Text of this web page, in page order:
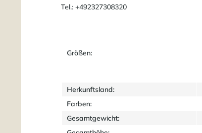
Tel.: +492327308320
Größen:
Herkunftsland:
Farben:
Gesamtgewicht: